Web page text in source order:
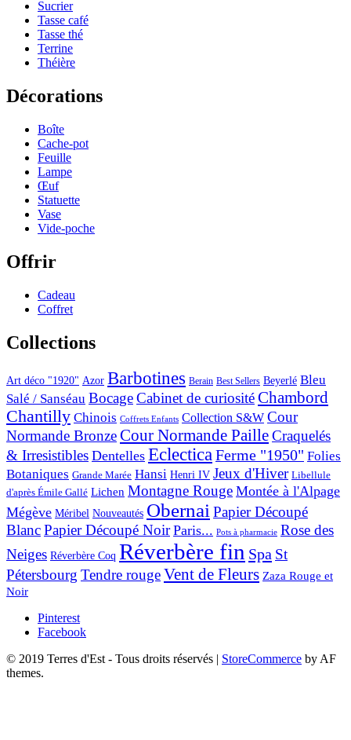
Sucrier
Tasse café
Tasse thé
Terrine
Théière
Décorations
Boîte
Cache-pot
Feuille
Lampe
Œuf
Statuette
Vase
Vide-poche
Offrir
Cadeau
Coffret
Collections
Art déco "1920" Azor Barbotines Berain Best Sellers Beyerlé Bleu
Salé / Sanséau BocageCabinet de curiositéChambord
Chantilly Chinois Coffrets Enfants Collection S&W Cour
Normande BronzeCour Normande PailleCraquelés
& Irresistibles Dentelles EclecticaFerme "1950" Folies
Botaniques Grande Marée Hansi Henri IV Jeux d'Hiver Libellule
d'après Émile Gallé Lichen Montagne Rouge Montée à l'Alpage
Mégève Méribel Nouveautés ObernaiPapier Découpé
BlancPapier Découpé Noir Paris... Pots à pharmacie Rose des
Neiges Réverbère Coq Réverbère fin Spa St
Pétersbourg Tendre rougeVent de Fleurs Zaza Rouge et
Noir
Pinterest
Facebook
© 2019 Terres d'Est - Tous droits réservés
StoreCommerce by AF
themes.